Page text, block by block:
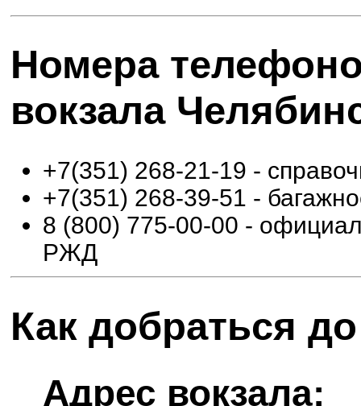
Номера
вокзала
+7(351) 268-21-19 -
+7(351) 268-39-51 -
8 (800) 775-00-00 -
РЖД
Как добраться
Адрес вокзала: